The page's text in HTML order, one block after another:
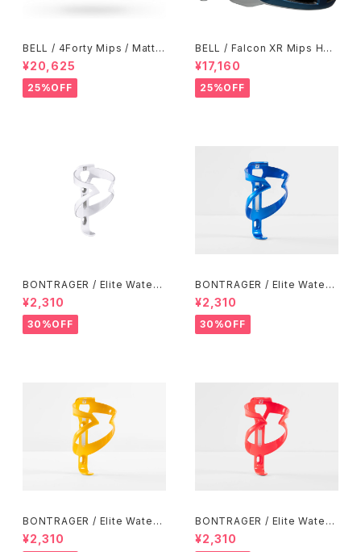
BELL / 4Forty Mips / Matte
Titanium-Charcoal
¥20,625
25%OFF
BELL / Falcon XR Mips Hel
met / Blue-Gray
¥17,160
25%OFF
BONTRAGER / Elite Water
Bottle Cage / White
¥2,310
30%OFF
BONTRAGER / Elite Water
Bottle Cage / Alpine Blue
¥2,310
30%OFF
BONTRAGER / Elite Water
Bottle Cage / Marigold
¥2,310
BONTRAGER / Elite Water
Bottle Cage / Radioactive
Coral
¥2,310